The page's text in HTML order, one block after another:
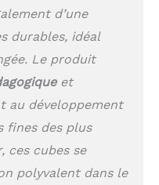
d’une
durables, idéal
Le produit
et
au développement
fines des plus
ces cubes se
polyvalent dans le